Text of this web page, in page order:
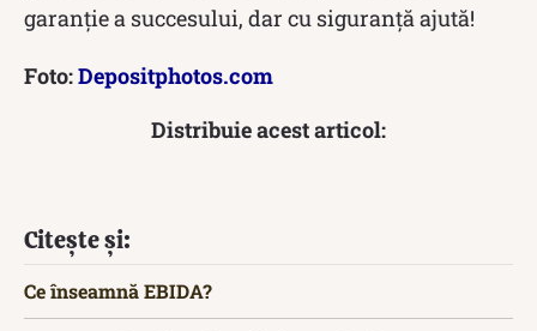
garanție a succesului, dar cu siguranță ajută!
Foto:Depositphotos.com
Distribuie acest articol:
Citește și:
Ce înseamnă EBIDA?